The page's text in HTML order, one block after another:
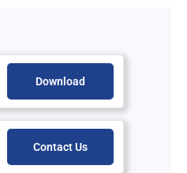
Download
Contact Us